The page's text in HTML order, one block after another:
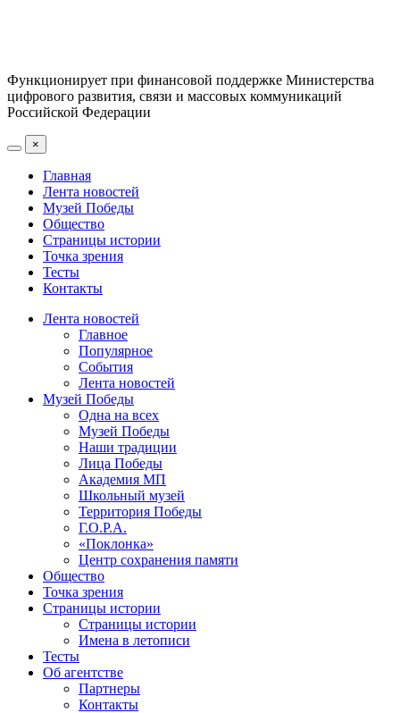
Функционирует при финансовой поддержке Министерства
цифрового развития, связи и массовых коммуникаций
Российской Федерации
×
Главная
Лента новостей
Музей Победы
Общество
Страницы истории
Точка зрения
Тесты
Контакты
Лента новостей
Главное
Популярное
События
Лента новостей
Музей Победы
Одна на всех
Музей Победы
Наши традиции
Лица Победы
Академия МП
Школьный музей
Территория Победы
Г.О.Р.А.
«Поклонка»
Центр сохранения памяти
Общество
Точка зрения
Страницы истории
Страницы истории
Имена в летописи
Тесты
Об агентстве
Партнеры
Контакты